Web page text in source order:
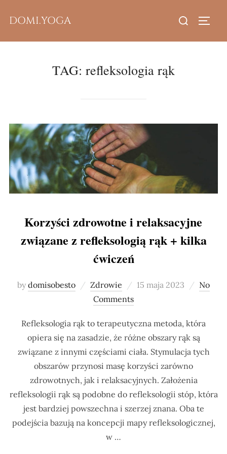
DOMI.YOGA
Search
TAG: refleksologia rąk
Korzyści zdrowotne i relaksacyjne
związane z refleksologią rąk + kilka
ćwiczeń
bydomisobesto Zdrowie
Posted
15 maja 2023
No
Comments
Refleksologia rąk to terapeutyczna metoda, która
opiera się na zasadzie, że różne obszary rąk są
związane z innymi częściami ciała. Stymulacja tych
obszarów przynosi masę korzyści zarówno
zdrowotnych, jak i relaksacyjnych. Założenia
refleksologii rąk są podobne do refleksologii stóp, która
jest bardziej powszechna i szerzej znana. Oba te
podejścia bazują na koncepcji mapy refleksologicznej,
w …